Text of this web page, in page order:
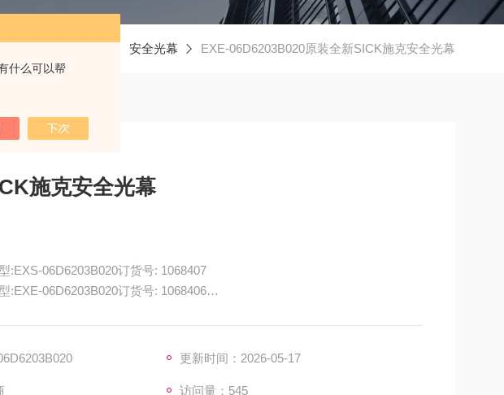
什么可以帮
安全光幕 EXE-06D6203B020原装全新SICK施克安全光幕
施克安全光幕
:EXS-06D6203B020订货号: 1068407
:EXE-06D6203B020订货号: 1068406
更新时间：2026-05-17
访问量：545